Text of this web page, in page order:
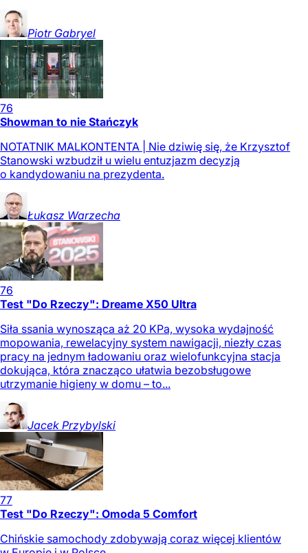
Piotr Gabryel
76
Showman to nie Stańczyk
NOTATNIK MALKONTENTA | Nie dziwię się, że Krzysztof
Stanowski wzbudził u wielu entuzjazm decyzją
o kandydowaniu na prezydenta.
Łukasz Warzecha
76
Test "Do Rzeczy": Dreame X50 Ultra
Siła ssania wynosząca aż 20 KPa, wysoka wydajność
mopowania, rewelacyjny system nawigacji, niezły czas
pracy na jednym ładowaniu oraz wielofunkcyjna stacja
dokująca, która znacząco ułatwia bezobsługowe
utrzymanie higieny w domu – to...
Jacek Przybylski
77
Test "Do Rzeczy": Omoda 5 Comfort
Chińskie samochody zdobywają coraz więcej klientów